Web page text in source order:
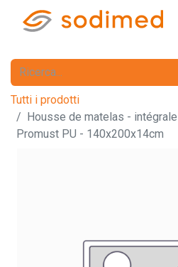
Tutti i prodotti
Housse de matelas -
Promust PU - 140x200x14cm